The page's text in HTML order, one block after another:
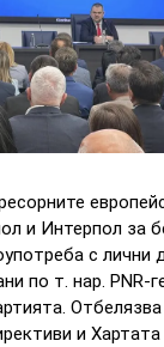
и Интерпол за
с лични
по т. нар. PNR-
и